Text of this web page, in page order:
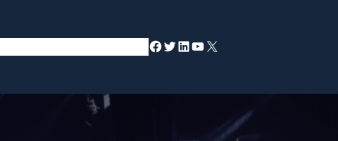
Facebook Twitter LinkedIn YouTube X